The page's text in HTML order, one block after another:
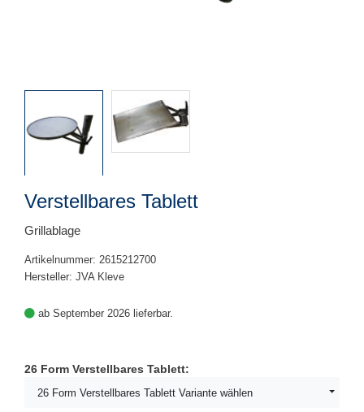
Verstellbares Tablett
Grillablage
Artikelnummer: 2615212700
Hersteller: JVA Kleve
ab September 2026 lieferbar.
26 Form Verstellbares Tablett:
26 Form Verstellbares Tablett Variante wählen